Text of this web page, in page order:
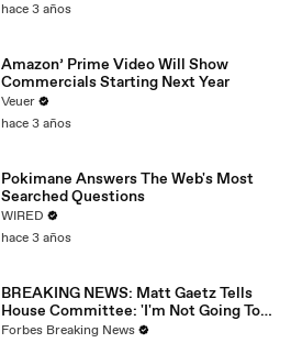
hace 3 años
Amazon’ Prime Video Will Show
Commercials Starting Next Year
Veuer
hace 3 años
Pokimane Answers The Web's Most
Searched Questions
WIRED
hace 3 años
BREAKING NEWS: Matt Gaetz Tells
House Committee: 'I'm Not Going To
Vote For A Continuing Resolution'
Forbes Breaking News